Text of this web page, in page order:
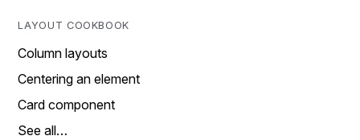
LAYOUT COOKBOOK
Column layouts
Centering an element
Card component
See all…